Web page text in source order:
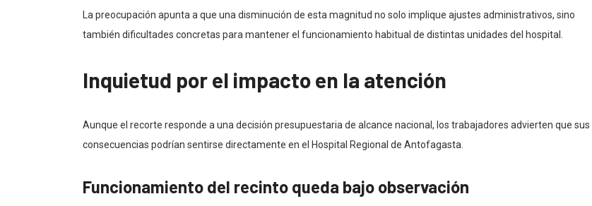
La preocupación apunta a que una disminución de esta magnitud no solo implique ajustes administrativos, sino
también dificultades concretas para mantener el funcionamiento habitual de distintas unidades del hospital.
Inquietud por el impacto en la atención
Aunque el recorte responde a una decisión presupuestaria de alcance nacional, los trabajadores advierten que sus
consecuencias podrían sentirse directamente en el Hospital Regional de Antofagasta.
Funcionamiento del recinto queda bajo observación